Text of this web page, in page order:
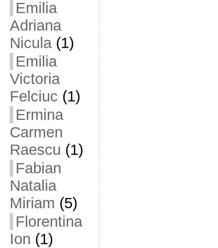
Emilia
Adriana
Nicula(1)
Emilia
Victoria
Felciuc (1)
Ermina
Carmen
Raescu (1)
Fabian
Natalia
Miriam (5)
Florentina
Ion (1)